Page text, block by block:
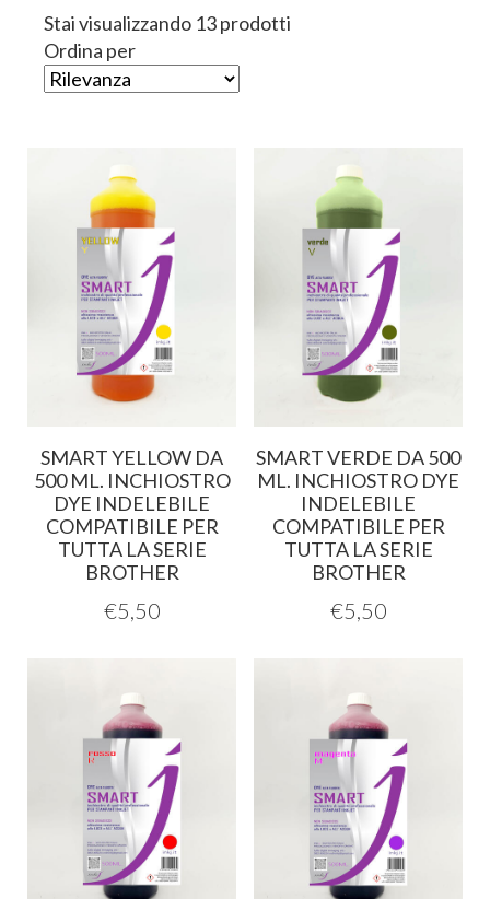
Stai visualizzando 13 prodotti
Ordina per
SMART YELLOW DA
500 ML. INCHIOSTRO
DYE INDELEBILE
COMPATIBILE PER
TUTTA LA SERIE
BROTHER
€5,50
SMART VERDE DA 500
ML. INCHIOSTRO DYE
INDELEBILE
COMPATIBILE PER
TUTTA LA SERIE
BROTHER
€5,50